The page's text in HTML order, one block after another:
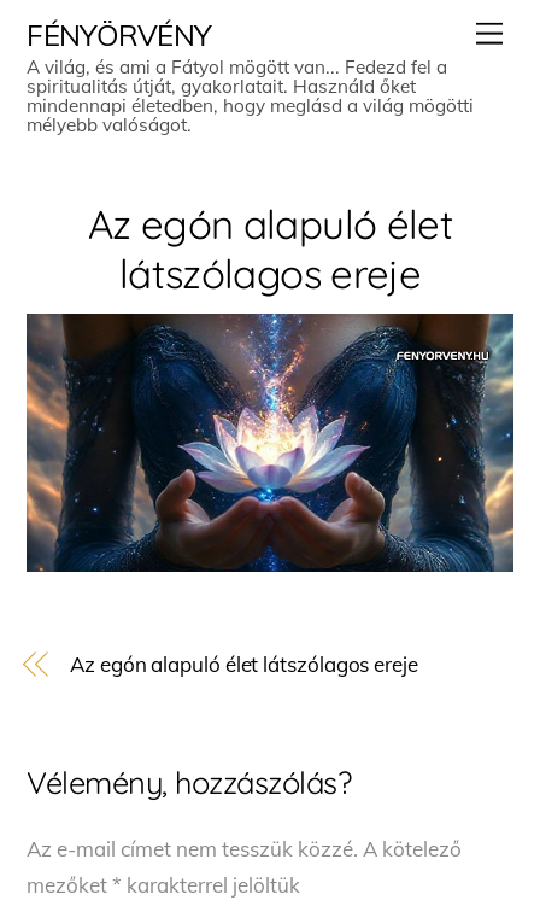
content
FÉNYÖRVÉNY
A világ, és ami a Fátyol mögött van... Fedezd fel a
spiritualitás útját, gyakorlatait. Használd őket
mindennapi életedben, hogy meglásd a világ mögötti
mélyebb valóságot.
Az egón alapuló élet
látszólagos ereje
Az egón alapuló élet látszólagos ereje
Vélemény, hozzászólás?
Az e-mail címet nem tesszük közzé. A kötelező
mezőket* karakterrel jelöltük